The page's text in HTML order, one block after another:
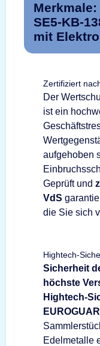
Merkmale:
SE5-KB-
mit
Zertifiziert
Der
ist ein
aufgehoben
Geprüft und
VdS
die Sie sich
Hightech-
Sicherheit
höchste
Hightech-
Edelmetalle